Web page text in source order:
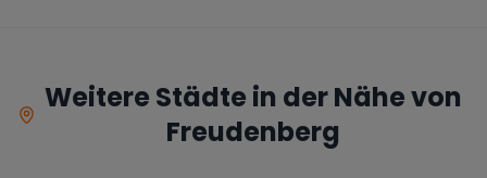
Weitere Städte in der Nähe von
Freudenberg